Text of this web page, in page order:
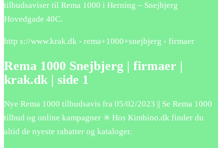
tilbudsaviser til Rema 1000 i Herning – Snejbjerg
Hovedgade 40C.
http s://www.krak.dk › rema+1000+snejbjerg › firmaer
Rema 1000 Snejbjerg | firmaer |
krak.dk | side 1
Nye Rema 1000 tilbudsavis fra 05/02/2023 || Se Rema 1000
tilbud og online kampagner ✳️ Hos Kimbino.dk finder du
altid de nyeste rabatter og kataloger.